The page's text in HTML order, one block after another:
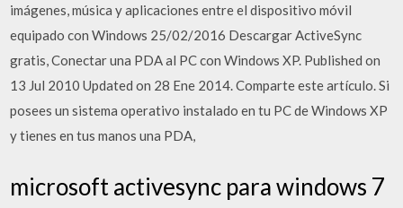
imágenes, música y aplicaciones entre el dispositivo móvil
equipado con Windows 25/02/2016 Descargar ActiveSync
gratis, Conectar una PDA al PC con Windows XP. Published on
13 Jul 2010 Updated on 28 Ene 2014. Comparte este artículo. Si
posees un sistema operativo instalado en tu PC de Windows XP
y tienes en tus manos una PDA,
microsoft activesync para windows 7